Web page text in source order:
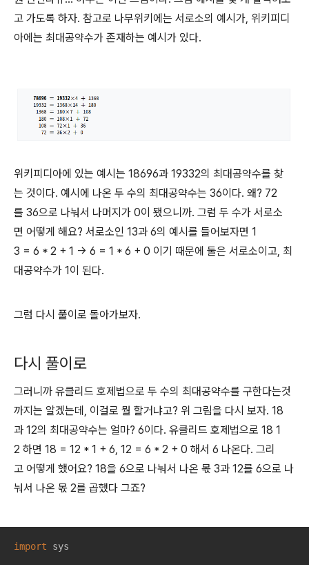
고 가도록 하자. 참고로 나무위키에는 서로소의 예시가, 위키피디
아에는 최대공약수가 존재하는 예시가 있다.
위키피디아에 있는 예시는 18696과 19332의 최대공약수를 찾
는 것이다. 예시에 나온 두 수의 최대공약수는 36이다. 왜? 72
를 36으로 나눠서 나머지가 0이 됐으니까. 그럼 두 수가 서로소
면 어떻게 해요? 서로소인 13과 6의 예시를 들어보자면 1
3 = 6 * 2 + 1 -> 6 = 1 * 6 + 0 이기 때문에 둘은 서로소이고, 최
대공약수가 1이 된다.
그럼 다시 풀이로 돌아가보자.
다시 풀이로
그러니까 유클리드 호제법으로 두 수의 최대공약수를 구한다는것
까지는 알겠는데, 이걸로 뭘 할거냐고? 위 그림을 다시 보자. 18
과 12의 최대공약수는 얼마? 6이다. 유클리드 호제법으로 18 1
2 하면 18 = 12 * 1 + 6, 12 = 6 * 2 + 0 해서 6 나온다. 그리
고 어떻게 했어요? 18을 6으로 나눠서 나온 몫 3과 12를 6으로 나
눠서 나온 몫 2를 곱했다 그죠?
import sys